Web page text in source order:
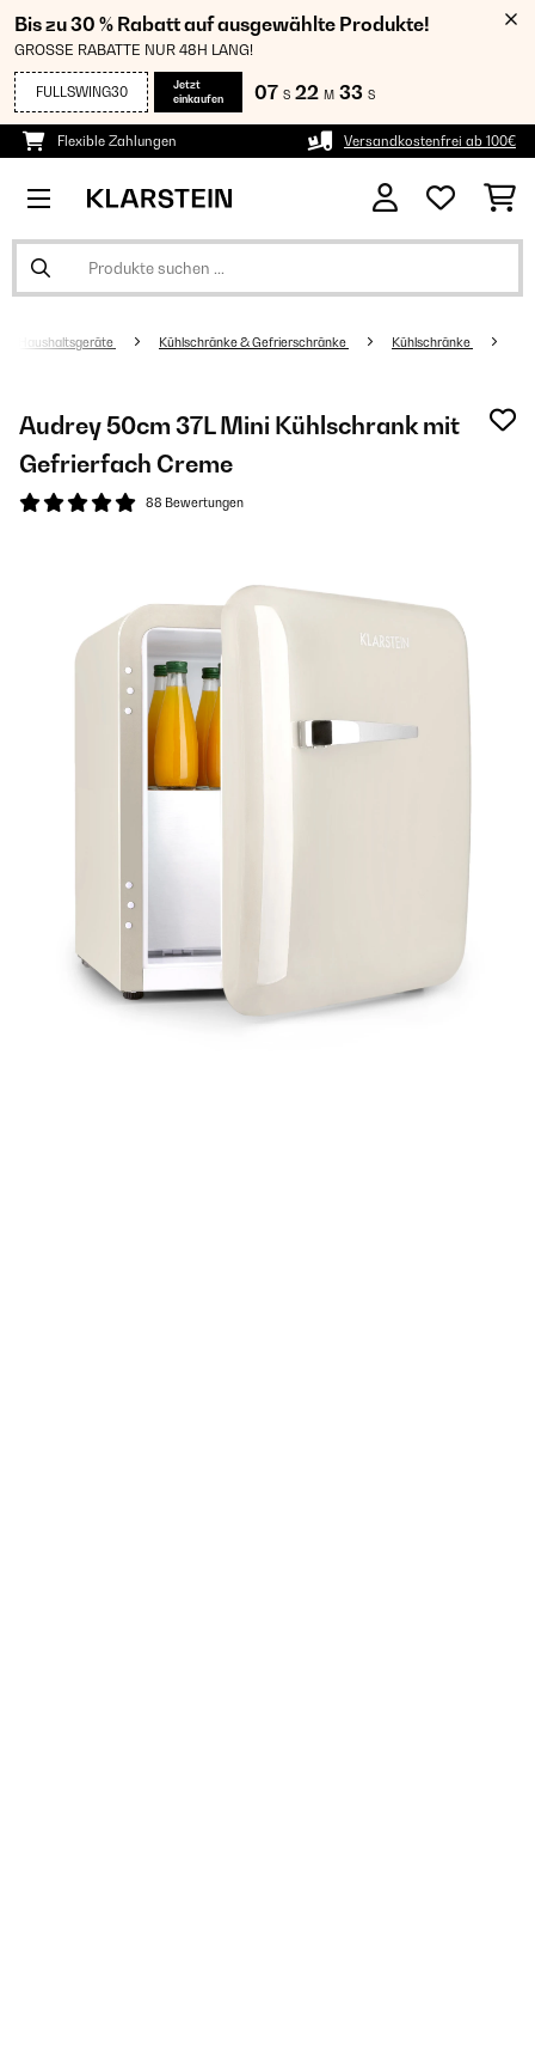
Bis zu 30 % Rabatt auf ausgewählte Produkte!
GROSSE RABATTE NUR 48H LANG!
FULLSWING30
Jetzt
einkaufen
07 S 22 M 33 S
Flexible Zahlungen Versandkostenfrei ab 100€
Haushaltsgeräte Kühlschränke & Gefrierschränke Kühlschränke
Audrey 50cm 37L Mini Kühlschrank mit
Gefrierfach​ Creme
88 Bewertungen